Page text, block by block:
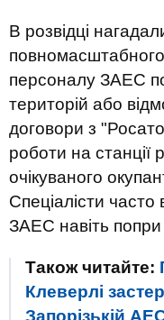
В розвідці
персоналу ЗАЕС
територій або
договори з
роботи на станції
очікуваного
Спеціалісти часто
ЗАЕС навіть попри
Також читайте:
Клеверлі
Запорізькій